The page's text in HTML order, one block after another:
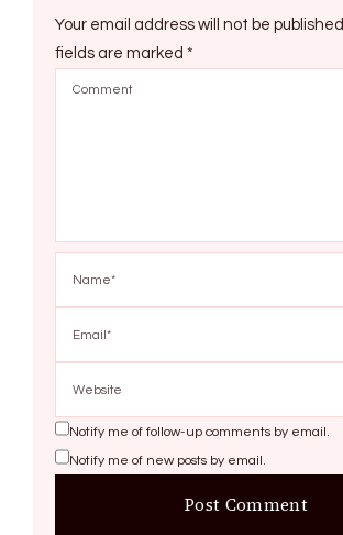
Your email address will not be published.
fields are marked *
Notify me of follow-up comments by email.
Notify me of new posts by email.